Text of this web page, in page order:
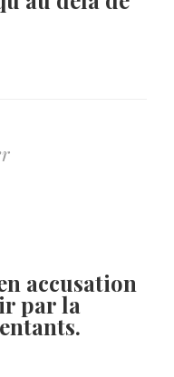
accusation
par la